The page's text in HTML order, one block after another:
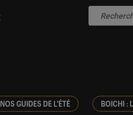
NOS GUIDES DE L'ÉTÉ BOICHI :